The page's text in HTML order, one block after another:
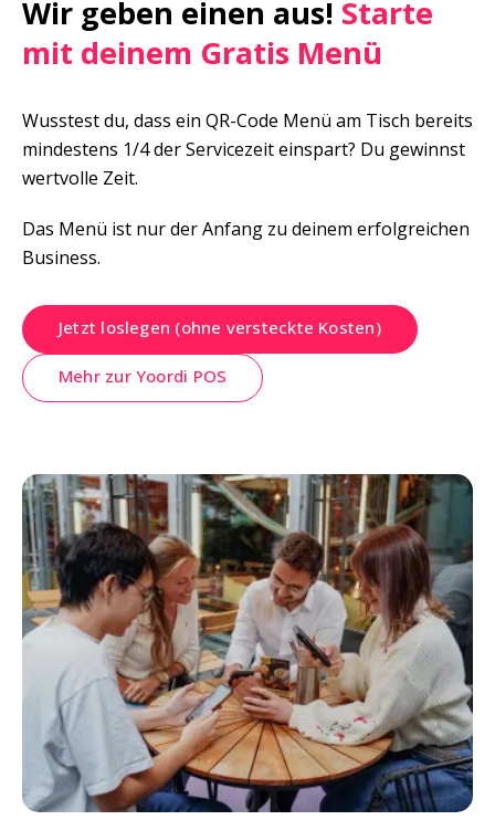
Wir geben einen aus! Starte
mit deinem Gratis Menü
Wusstest du, dass ein QR-Code Menü am Tisch bereits
mindestens 1/4 der Servicezeit einspart? Du gewinnst
wertvolle Zeit.
Das Menü ist nur der Anfang zu deinem erfolgreichen
Business.
Jetzt loslegen (ohne versteckte Kosten)
Mehr zur Yoordi POS